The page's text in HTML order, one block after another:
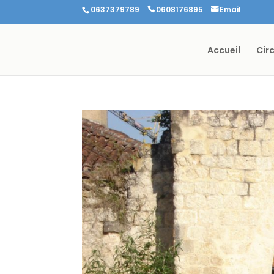
0637379789 0608176895 Email
Accueil